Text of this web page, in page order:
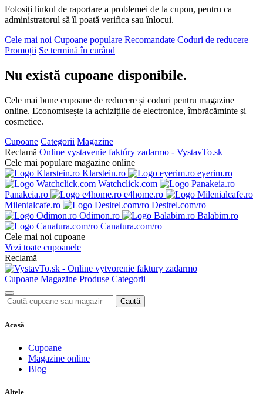
Folosiți linkul de raportare a problemei de la cupon, pentru ca
administratorul să îl poată verifica sau înlocui.
Cele mai noi Cupoane populare Recomandate Coduri de reducere
Promoții Se termină în curând
Nu există cupoane disponibile.
Cele mai bune cupoane de reducere și coduri pentru magazine
online. Economisește la achizițiile de electronice, îmbrăcăminte și
cosmetice.
Cupoane Categorii Magazine
Reclamă Online vystavenie faktúry zadarmo - VystavTo.sk
Cele mai populare magazine online
Klarstein.ro
eyerim.ro
Watchclick.com
Panakeia.ro
e4home.ro
Milenialcafe.ro
Desirel.com/ro
Odimon.ro
Balabim.ro
Canatura.com/ro
Cele mai noi cupoane
Vezi toate cupoanele
Reclamă
Cupoane Magazine Produse Categorii
Caută
Acasă
Cupoane
Magazine online
Blog
Altele